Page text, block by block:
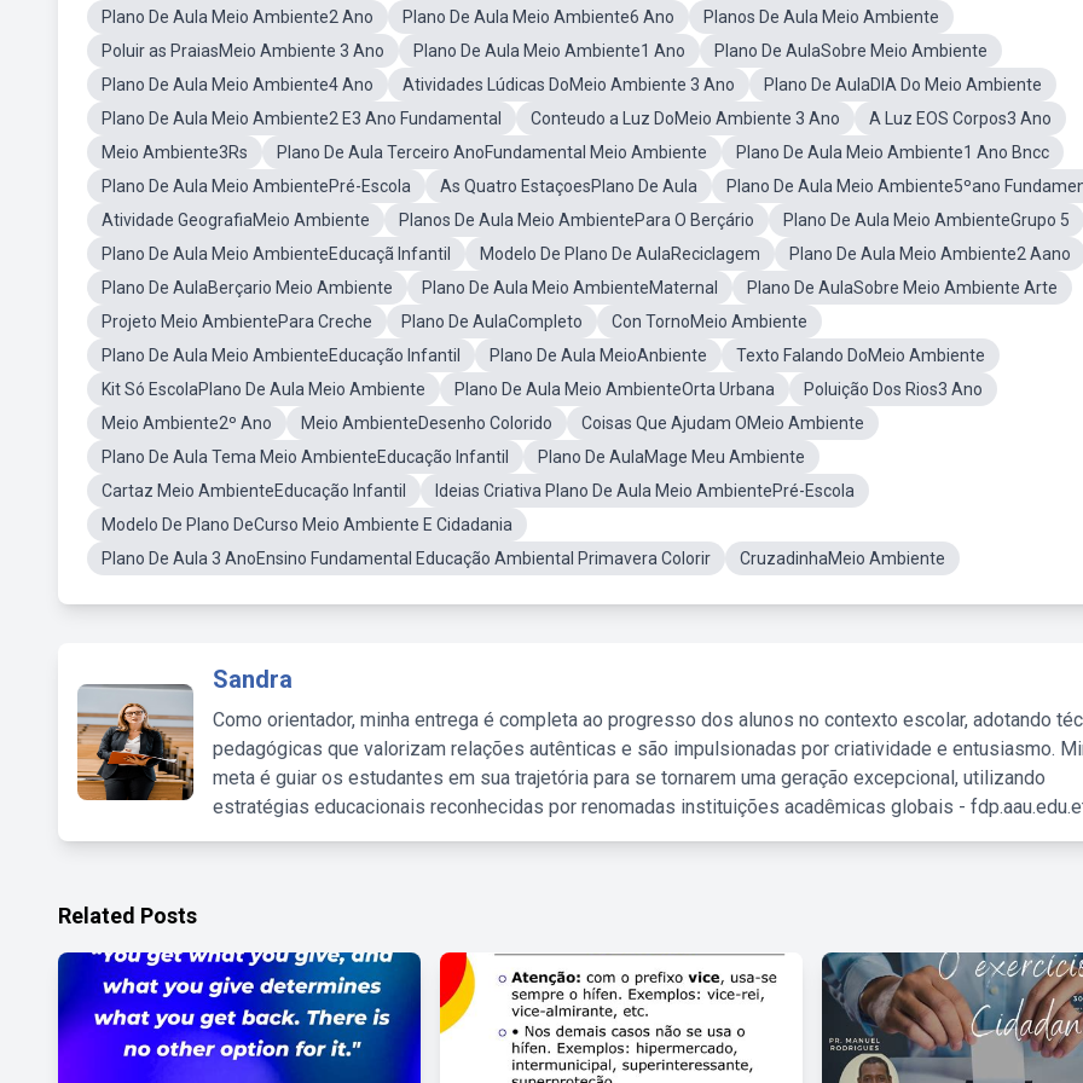
Plano De Aula Meio Ambiente2 Ano Plano De Aula Meio Ambiente6 Ano
Planos De Aula Meio Ambiente
Poluir as PraiasMeio Ambiente 3 Ano
Plano De Aula Meio Ambiente1 Ano
Plano De AulaSobre Meio Ambiente
Plano De Aula Meio Ambiente4 Ano
Atividades Lúdicas DoMeio Ambiente 3 Ano
Plano De AulaDIA Do Meio Ambiente
Plano De Aula Meio Ambiente2 E3 Ano Fundamental
Conteudo a Luz DoMeio Ambiente 3 Ano
A Luz EOS Corpos3 Ano
Meio Ambiente3Rs
Plano De Aula Terceiro AnoFundamental Meio Ambiente
Plano De Aula Meio Ambiente1 Ano Bncc
Plano De Aula Meio AmbientePré-Escola
As Quatro EstaçoesPlano De Aula
Plano De Aula Meio Ambiente5ºano
Atividade GeografiaMeio Ambiente
Planos De Aula Meio AmbientePara O Berçário
Plano De Aula Meio AmbienteGrupo 5
Plano De Aula Meio AmbienteEducaçã Infantil
Modelo De Plano De AulaReciclagem
Plano De Aula Meio Ambiente2 Aano
Plano De AulaBerçario Meio Ambiente
Plano De Aula Meio AmbienteMaternal
Plano De AulaSobre Meio Ambiente Arte
Projeto Meio AmbientePara Creche
Plano De AulaCompleto
Con TornoMeio Ambiente
Plano De Aula Meio AmbienteEducação Infantil
Plano De Aula MeioAnbiente
Texto Falando DoMeio Ambiente
Kit Só EscolaPlano De Aula Meio Ambiente
Plano De Aula Meio AmbienteOrta Urbana
Poluição Dos Rios3 Ano
Meio Ambiente2º Ano
Meio AmbienteDesenho Colorido
Coisas Que Ajudam OMeio Ambiente
Plano De Aula Tema Meio AmbienteEducação Infantil
Plano De AulaMage Meu Ambiente
Cartaz Meio AmbienteEducação Infantil
Ideias Criativa Plano De Aula Meio AmbientePré-Escola
Modelo De Plano DeCurso Meio Ambiente E Cidadania
Plano De Aula 3 AnoEnsino Fundamental Educação Ambiental Primavera Colorir
CruzadinhaMeio Ambiente
Sandra
Como orientador, minha entrega é completa ao progresso dos alunos no contexto escolar, adotando
pedagógicas que valorizam relações autênticas e são impulsionadas por criatividade e entusiasmo.
meta é guiar os estudantes em sua trajetória para se tornarem uma geração excepcional, utilizando
estratégias educacionais reconhecidas por renomadas instituições acadêmicas globais -
Related Posts